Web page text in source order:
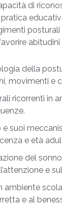
di
pratica
posturali
abitudini
della
movimenti e
ricorrenti in
suoi
e età
del
e
ambiente
e al